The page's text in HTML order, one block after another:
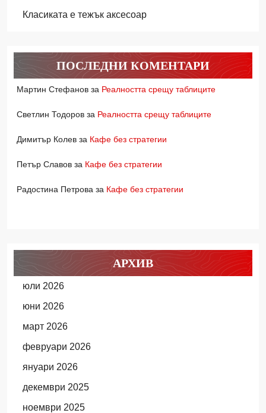
Класиката е тежък аксесоар
ПОСЛЕДНИ КОМЕНТАРИ
Мартин Стефанов за Реалността срещу таблиците
Светлин Тодоров за Реалността срещу таблиците
Димитър Колев за Кафе без стратегии
Петър Славов за Кафе без стратегии
Радостина Петрова за Кафе без стратегии
АРХИВ
юли 2026
юни 2026
март 2026
февруари 2026
януари 2026
декември 2025
ноември 2025